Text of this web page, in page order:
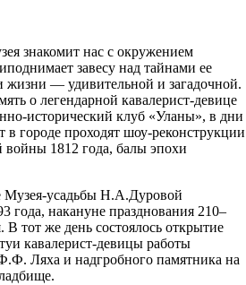
знакомит нас с окружением
завесу над тайнами ее
жизни — удивительной и загадочной.
о легендарной кавалерист-девице
исторический клуб «Уланы», в дни
городе проходят шоу-реконструкции
войны 1812 года, балы эпохи
Музея-усадьбы Н.А.Дуровой
года, накануне празднования 210–
В тот же день состоялось открытие
кавалерист-девицы работы
Ляха и надгробного памятника на